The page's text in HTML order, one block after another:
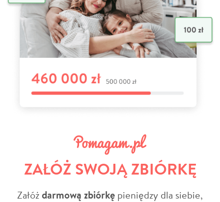
ZAŁÓŻ SWOJĄ ZBIÓRKĘ
Załóżdarmową zbiórkę pieniędzy dla siebie,